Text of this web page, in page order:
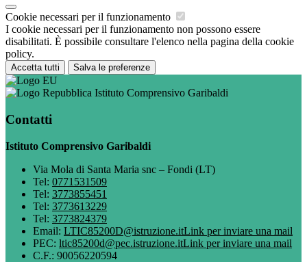
Cookie necessari per il funzionamento
I cookie necessari per il funzionamento non possono essere
disabilitati. È possibile consultare l'elenco nella pagina della cookie
policy.
Accetta tutti Salva le preferenze
Istituto Comprensivo Garibaldi
Contatti
Istituto Comprensivo Garibaldi
Via Mola di Santa Maria snc – Fondi (LT)
Tel: 0771531509
Tel: 3773855451
Tel: 3773613229
Tel: 3773824379
Email: LTIC85200D@istruzione.itLink per inviare una mail
PEC: ltic85200d@pec.istruzione.itLink per inviare una mail
C.F.: 90056220594